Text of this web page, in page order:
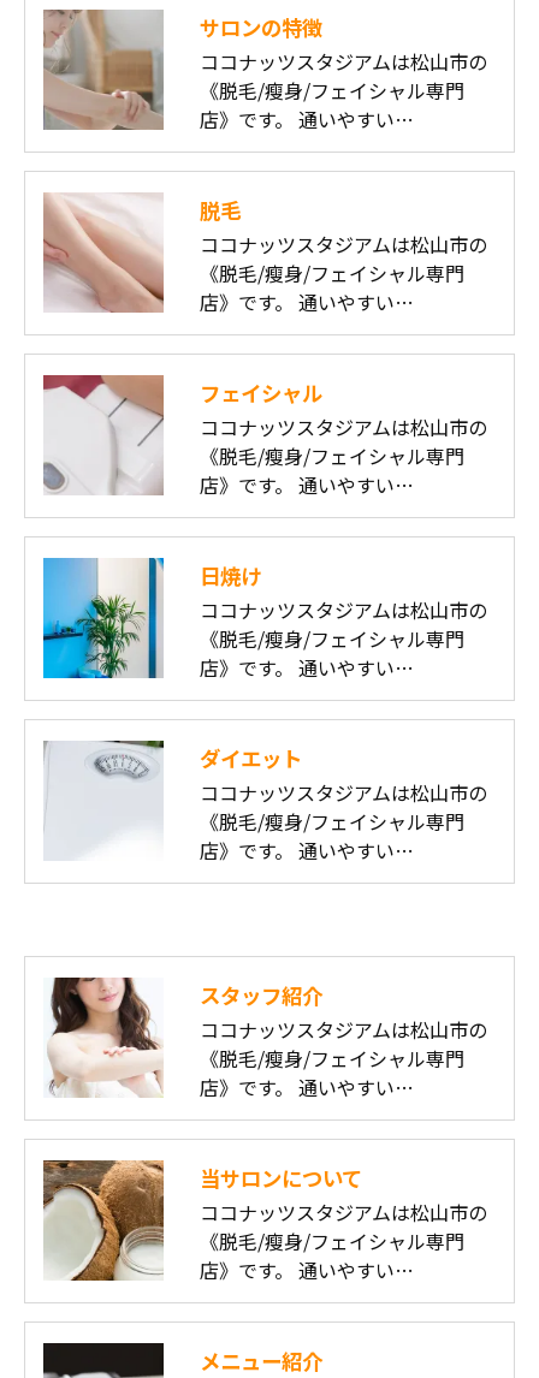
サロンの特徴
ココナッツスタジアムは松山市の
《脱毛/瘦身/フェイシャル専門
店》です。 通いやすい…
脱毛
ココナッツスタジアムは松山市の
《脱毛/瘦身/フェイシャル専門
店》です。 通いやすい…
フェイシャル
ココナッツスタジアムは松山市の
《脱毛/瘦身/フェイシャル専門
店》です。 通いやすい…
日焼け
ココナッツスタジアムは松山市の
《脱毛/瘦身/フェイシャル専門
店》です。 通いやすい…
ダイエット
ココナッツスタジアムは松山市の
《脱毛/瘦身/フェイシャル専門
店》です。 通いやすい…
スタッフ紹介
ココナッツスタジアムは松山市の
《脱毛/瘦身/フェイシャル専門
店》です。 通いやすい…
当サロンについて
ココナッツスタジアムは松山市の
《脱毛/瘦身/フェイシャル専門
店》です。 通いやすい…
メニュー紹介